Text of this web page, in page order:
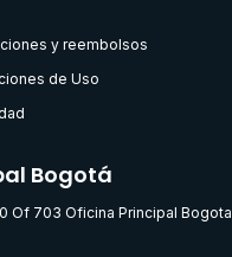
y reembolsos
de Uso
Bogotá
Of 703 Oficina Principal Bogota